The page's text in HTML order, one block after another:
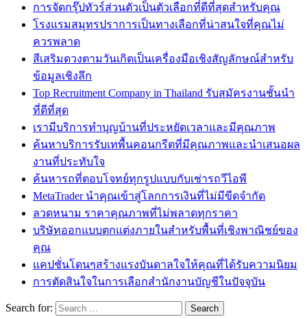
การจัดกรุ๊ปทัวร์ส่วนตัวเป็นตัวเลือกที่ดีที่สุดสำหรับคุณ
โรงแรมสมุทรปราการเป็นทางเลือกที่น่าสนใจที่คุณไม่
ควรพลาด
สีเสริมดวงตามวันเกิดเป็นเครื่องมือเชิงสัญลักษณ์สำหรับ
ข้อมูลเชิงลึก
Top Recruitment Company in Thailand รับสมัครงานชั้นนำ
ที่ดีที่สุด
เรามีบริการทำบุญบ้านที่ประหยัดเวลาและมีคุณภาพ
ค้นหาบริการรับเทพื้นคอนกรีตที่มีคุณภาพและนำเสนอผล
งานที่ประทับใจ
ค้นหารถที่ตอบโจทย์ทุกรูปแบบกับเช่ารถวีไอพี
MetaTrader นำคุณเข้าสู่โลกการเงินที่ไม่มีขีดจำกัด
ลวดหนาม ราคาคุณภาพที่ไม่พลาดทุกราคา
บริษัทออกแบบตกแต่งภายในสำหรับพื้นที่เชิงพาณิชย์ของ
คุณ
แคปชั่นโดนๆสร้างแรงบันดาลใจให้คุณที่ได้รับความนิยม
การตัดสินใจในการเลือกสำนักงานบัญชีในปัจจุบัน
Search for: